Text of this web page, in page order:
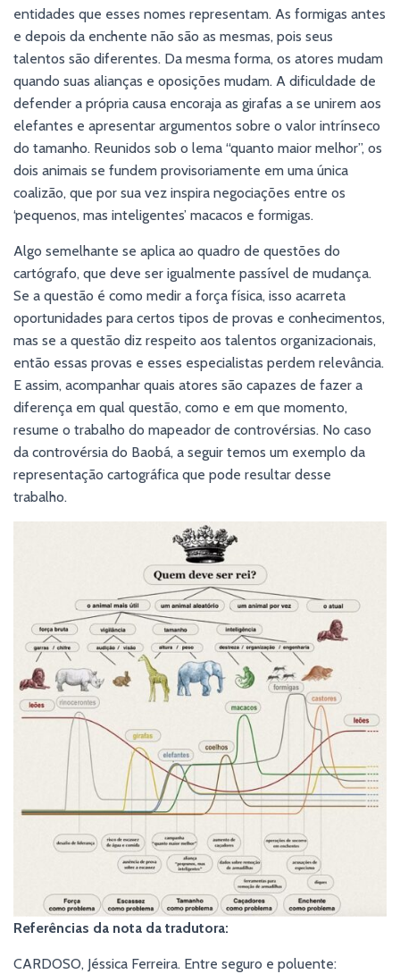
entidades que esses nomes representam. As formigas antes
e depois da enchente não são as mesmas, pois seus
talentos são diferentes. Da mesma forma, os atores mudam
quando suas alianças e oposições mudam. A dificuldade de
defender a própria causa encoraja as girafas a se unirem aos
elefantes e apresentar argumentos sobre o valor intrínseco
do tamanho. Reunidos sob o lema “quanto maior melhor”, os
dois animais se fundem provisoriamente em uma única
coalizão, que por sua vez inspira negociações entre os
‘pequenos, mas inteligentes’ macacos e formigas.
Algo semelhante se aplica ao quadro de questões do
cartógrafo, que deve ser igualmente passível de mudança.
Se a questão é como medir a força física, isso acarreta
oportunidades para certos tipos de provas e conhecimentos,
mas se a questão diz respeito aos talentos organizacionais,
então essas provas e esses especialistas perdem relevância.
E assim, acompanhar quais atores são capazes de fazer a
diferença em qual questão, como e em que momento,
resume o trabalho do mapeador de controvérsias. No caso
da controvérsia do Baobá, a seguir temos um exemplo da
representação cartográfica que pode resultar desse
trabalho.
Referências da nota da tradutora:
CARDOSO, Jéssica Ferreira. Entre seguro e poluente: